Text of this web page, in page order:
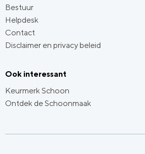
Bestuur
Helpdesk
Contact
Disclaimer en privacy beleid
Ook interessant
Keurmerk Schoon
Ontdek de Schoonmaak